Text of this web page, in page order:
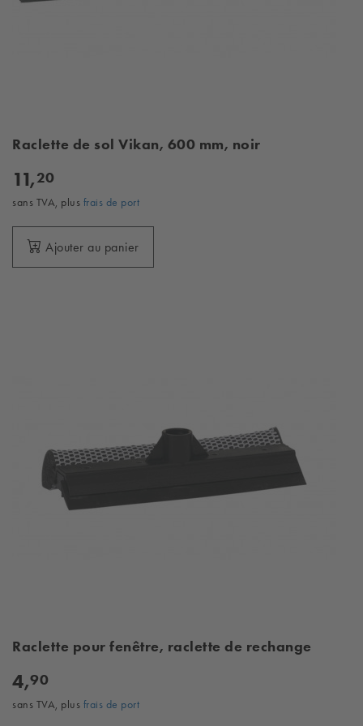
Raclette de sol Vikan, 600 mm, noir
11,20
sans TVA, plus frais de port
Ajouter au panier
Raclette pour fenêtre, raclette de rechange
4,90
sans TVA, plus frais de port